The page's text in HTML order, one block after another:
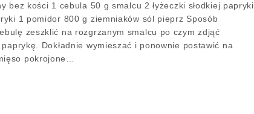
bez kości 1 cebula 50 g smalcu 2 łyżeczki słodkiej papryki
1 pomidor 800 g ziemniaków sól pieprz Sposób
zeszklić na rozgrzanym smalcu po czym zdjąć
Dokładnie wymieszać i ponownie postawić na
pokrojone…